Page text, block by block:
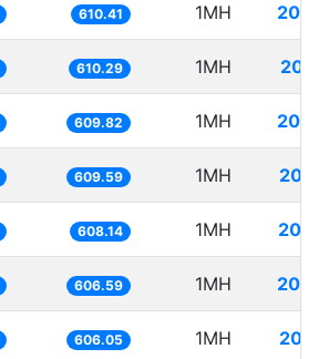
610.41 1MH
610.29 1MH
609.82 1MH
609.59 1MH
608.14 1MH
606.59 1MH
606.05 1MH